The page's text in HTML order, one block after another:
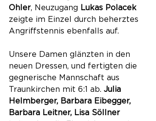
Ohler, Neuzugang Lukas Polacek
zeigte im Einzel durch beherztes
Angriffstennis ebenfalls auf.
Unsere Damen glänzten in den
neuen Dressen, und fertigten die
gegnerische Mannschaft aus
Traunkirchen mit 6:1 ab. Julia
Helmberger, Barbara Eibegger,
Barbara Leitner, Lisa Söllner